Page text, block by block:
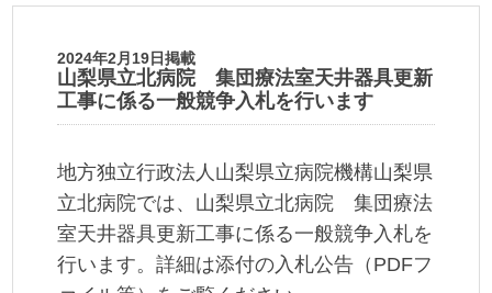
2024年2月19日掲載
山梨県立北病院 集団療法室天井器具更新
工事に係る一般競争入札を行います
地方独立行政法人山梨県立病院機構山梨県
立北病院では、山梨県立北病院 集団療法
室天井器具更新工事に係る一般競争入札を
行います。詳細は添付の入札公告（PDFフ